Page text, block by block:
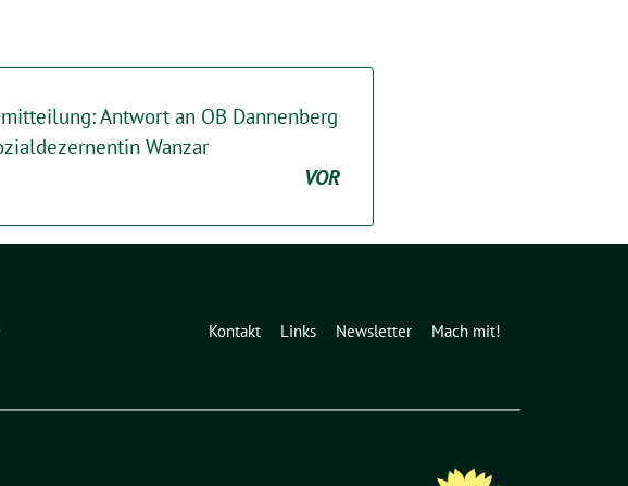
Antwort an OB Dannenberg
Wanzar
VOR
Kontakt Links Newsletter Mach mit!